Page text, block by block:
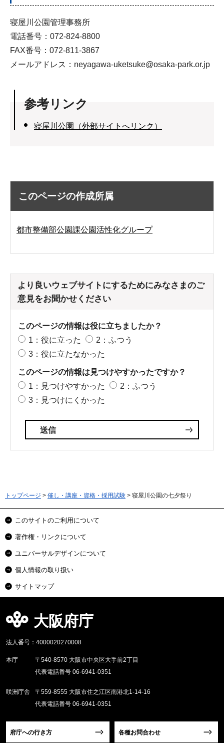
寝屋川公園管理事務所
電話番号：072-824-8800
FAX番号：072-811-3867
メールアドレス：neyagawa-uketsuke@osaka-park.or.jp
参考リンク
寝屋川公園（外部サイトへリンク）
このページの作成所属
都市整備部公園課公園活性化グループ
より良いウェブサイトにするためにみなさまのご
意見をお聞かせください
このページの情報は役に立ちましたか？
1：役に立った
2：ふつう
3：役に立たなかった
このページの情報は見つけやすかったですか？
1：見つけやすかった
2：ふつう
3：見つけにくかった
トップページ > 催し・講座・資格・採用試験 > 寝屋川公園の七夕祭り
このサイトのご利用について
著作権・リンクについて
ユニバーサルデザインについて
個人情報の取り扱い
サイトマップ
大阪府庁
法人番号：4000020270008
本庁
〒540-8570 大阪市中央区大手前2丁目
代表電話番号 06-6941-0351
咲洲庁舎
〒559-8555 大阪市住之江区南港北1-14-16
代表電話番号 06-6941-0351
府庁への行き方 各種お問合わせ